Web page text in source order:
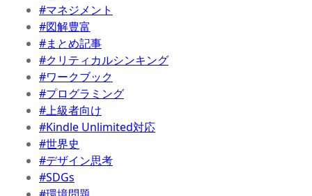
#マネジメント
#図解豊富
#まとめ記事
#クリティカルシンキング
#ワークブック
#プログラミング
#上級者向け
#Kindle Unlimited対応
#世界史
#デザイン思考
#SDGs